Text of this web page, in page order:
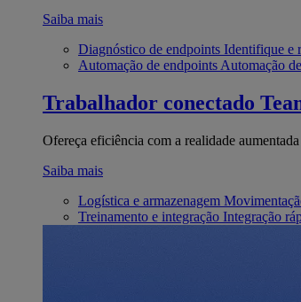
Saiba mais
Diagnóstico de endpoints Identifique e
Automação de endpoints Automação
Trabalhador conectado
Ofereça eficiência com a realidade
Saiba mais
Logística e armazenagem
Treinamento e integração Integração